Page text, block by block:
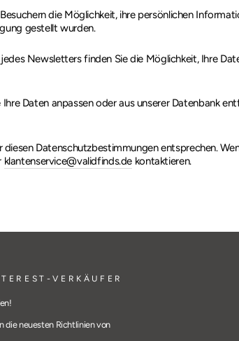
die Möglichkeit, ihre persönlichen
gestellt wurden.
Newsletters finden Sie die Möglichkeit, Ihre
Daten anpassen oder aus unserer Datenbank
Datenschutzbestimmungen entsprechen.
klantenservice@validfinds.de kontaktieren.
VERKÄUFER
die neuesten Richtlinien von